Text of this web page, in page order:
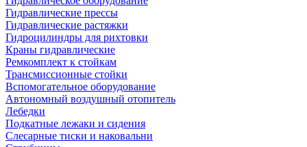
Гидравлические прессы
Гидравлические растяжки
Гидроцилиндры для рихтовки
Краны гидравлические
Ремкомплект к стойкам
Трансмиссионные стойки
Вспомогательное оборудование
Автономный воздушный отопитель
Лебедки
Подкатные лежаки и сидения
Слесарные тиски и наковальни